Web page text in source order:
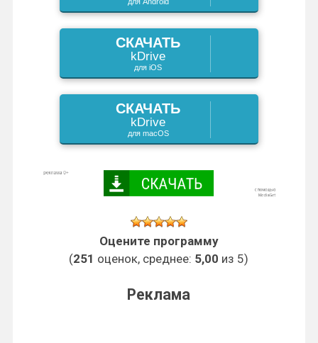
СКАЧАТЬ
kDrive
для iOS
СКАЧАТЬ
kDrive
для macOS
Оцените программу
(251 оценок, среднее: 5,00 из 5)
Реклама